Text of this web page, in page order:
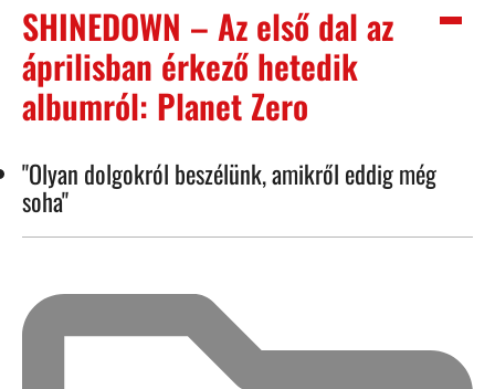
SHINEDOWN – Az első dal az
áprilisban érkező hetedik
albumról: Planet Zero
"Olyan dolgokról beszélünk, amikről eddig még
soha"